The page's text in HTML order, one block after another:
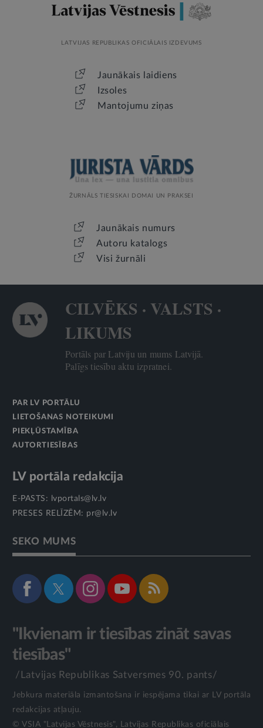
LATVIJAS REPUBLIKAS OFICIĀLAIS IZDEVUMS
Jaunākais laidiens
Izsoles
Mantojumu ziņas
ŽURNĀLS TIESISKAI DOMAI UN PRAKSEI
Jaunākais numurs
Autoru katalogs
Visi žurnāli
CILVĒKS · VALSTS ·
LIKUMS
Portāls par Latviju un mums Latvijā.
Palīgs tiesību aktu izpratnei.
PAR LV PORTĀLU
LIETOŠANAS NOTEIKUMI
PIEKĻŪSTAMĪBA
AUTORTIESĪBAS
LV portāla redakcija
E-PASTS:
lvportals@lv.lv
PRESES RELĪZĒM: pr@lv.lv
SEKO MUMS
"Ikvienam ir tiesības zināt savas
tiesības"
/Latvijas Republikas Satversmes 90. pants/
Jebkura materiāla izmantošana ir iespējama tikai ar LV portāla
redakcijas atļauju.
© VSIA "Latvijas Vēstnesis", Latvijas Republikas oficiālais